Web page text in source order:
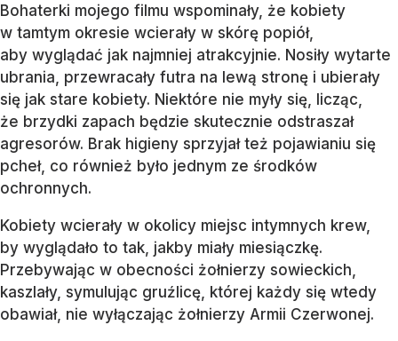
Bohaterki mojego filmu wspominały, że kobiety
w tamtym okresie wcierały w skórę popiół,
aby wyglądać jak najmniej atrakcyjnie. Nosiły wytarte
ubrania, przewracały futra na lewą stronę i ubierały
się jak stare kobiety. Niektóre nie myły się, licząc,
że brzydki zapach będzie skutecznie odstraszał
agresorów. Brak higieny sprzyjał też pojawianiu się
pcheł, co również było jednym ze środków
ochronnych.
Kobiety wcierały w okolicy miejsc intymnych krew,
by wyglądało to tak, jakby miały miesiączkę.
Przebywając w obecności żołnierzy sowieckich,
kaszlały, symulując gruźlicę, której każdy się wtedy
obawiał, nie wyłączając żołnierzy Armii Czerwonej.